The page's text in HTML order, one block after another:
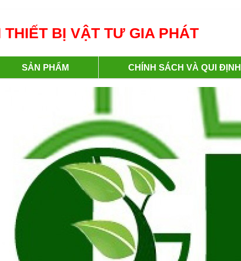
THIẾT BỊ VẬT TƯ GIA PHÁT
SẢN PHẨM CHÍNH SÁCH VÀ QUI ĐỊNH